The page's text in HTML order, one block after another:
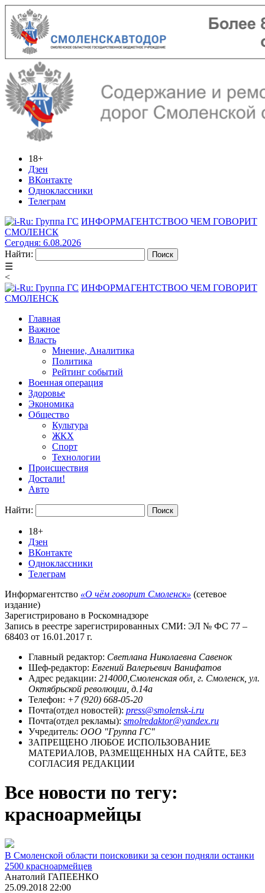
18+
Дзен
ВКонтакте
Одноклассники
Телеграм
ИНФОРМАГЕНТСТВОО ЧЕМ ГОВОРИТ
СМОЛЕНСК
Сегодня: 6.08.2026
Найти:
☰
<
ИНФОРМАГЕНТСТВОО ЧЕМ ГОВОРИТ
СМОЛЕНСК
Главная
Важное
Власть
Мнение, Аналитика
Политика
Рейтинг событий
Военная операция
Здоровье
Экономика
Общество
Культура
ЖКХ
Спорт
Технологии
Происшествия
Достали!
Авто
Найти:
18+
Дзен
ВКонтакте
Одноклассники
Телеграм
Информагентство «О чём говорит Смоленск» (сетевое
издание)
Зарегистрировано в Роскомнадзоре
Запись в реестре зарегистрированных СМИ: ЭЛ № ФС 77 –
68403 от 16.01.2017 г.
Главный редактор: Светлана Николаевна Савенок
Шеф-редактор: Евгений Валерьевич Ванифатов
Адрес редакции: 214000,Смоленская обл, г. Смоленск, ул.
Октябрьской революции, д.14а
Телефон: +7 (920) 668-05-20
Почта(отдел новостей): press@smolensk-i.ru
Почта(отдел рекламы): smolredaktor@yandex.ru
Учредитель: ООО "Группа ГС"
ЗАПРЕЩЕНО ЛЮБОЕ ИСПОЛЬЗОВАНИЕ
МАТЕРИАЛОВ, РАЗМЕЩЕННЫХ НА САЙТЕ, БЕЗ
СОГЛАСИЯ РЕДАКЦИИ
Все новости по тегу:
красноармейцы
В Смоленской области поисковики за сезон подняли останки
2500 красноармейцев
Анатолий ГАПЕЕНКО
25.09.2018 22:00